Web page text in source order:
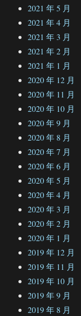
2021 年 5 月
2021 年 4 月
2021 年 3 月
2021 年 2 月
2021 年 1 月
2020 年 12 月
2020 年 11 月
2020 年 10 月
2020 年 9 月
2020 年 8 月
2020 年 7 月
2020 年 6 月
2020 年 5 月
2020 年 4 月
2020 年 3 月
2020 年 2 月
2020 年 1 月
2019 年 12 月
2019 年 11 月
2019 年 10 月
2019 年 9 月
2019 年 8 月